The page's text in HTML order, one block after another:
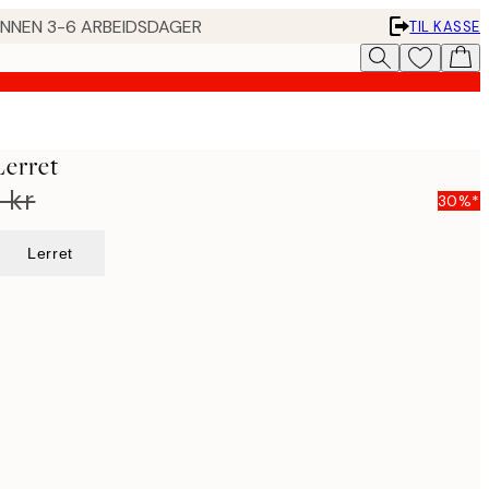
3-6 ARBEIDSDAGER TIL KASSE
kr
30%*
Lerret